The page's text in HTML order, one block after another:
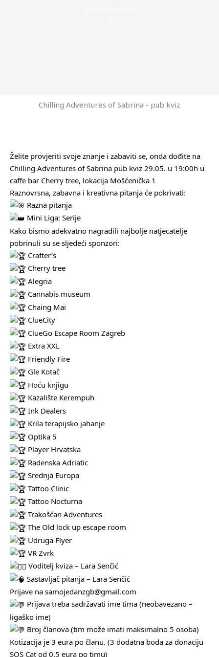
Chilling Adventures of Sabrina - pub kviz
Želite provjeriti svoje znanje i zabaviti se, onda dođite na
Chilling Adventures of Sabrina pub kviz 29.05. u 19:00h u
caffe bar Cherry tree, lokacija Mošćenička 1
Raznovrsna, zabavna i kreativna pitanja će pokrivati:
Razna pitanja
Mini Liga: Serije
Kako bismo adekvatno nagradili najbolje natjecatelje
pobrinuli su se sljedeći sponzori:
Crafter’s
Cherry tree
Alegria
Cannabis museum
Chaing Mai
ClueCity
ClueGo Escape Room Zagreb
Extra XXL
Friendly Fire
Gle Kotač
Hoću knjigu
Kazalište Kerempuh
Ink Dealers
Krila terapijsko jahanje
Optika 5
Player Hrvatska
Radenska Adriatic
Srednja Europa
Tattoo Clinic
Tattoo Nocturna
Trakošćan Adventures
The Old lock up escape room
Udruga Flyer
VR Zvrk
Voditelj kviza – Lara Senčić
Sastavljač pitanja – Lara Senčić
Prijave na samojedanzgb@gmail.com
Prijava treba sadržavati ime tima (neobavezano –
ligaško ime)
Broj članova (tim može imati maksimalno 5 osoba)
Kotizacija je 3 eura po članu. (3 dodatna boda za donaciju
SOS Cat od 0,5 eura po timu)